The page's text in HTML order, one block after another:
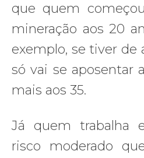
que quem
mineração aos 20
exemplo, se tiver de
só vai se aposentar
mais aos 35.
Já quem trabalha
risco moderado